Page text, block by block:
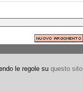
le regole su questo sito